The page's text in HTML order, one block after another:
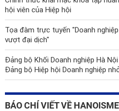
hội viên của Hiệp hội
Tọa đàm trực tuyến "Doanh
vượt đại dịch"
Đảng bộ Khối Doanh nghiệp Hà
Đảng bộ Hiệp hội Doanh nghiệp
BÁO CHÍ VIẾT VỀ HANOISME